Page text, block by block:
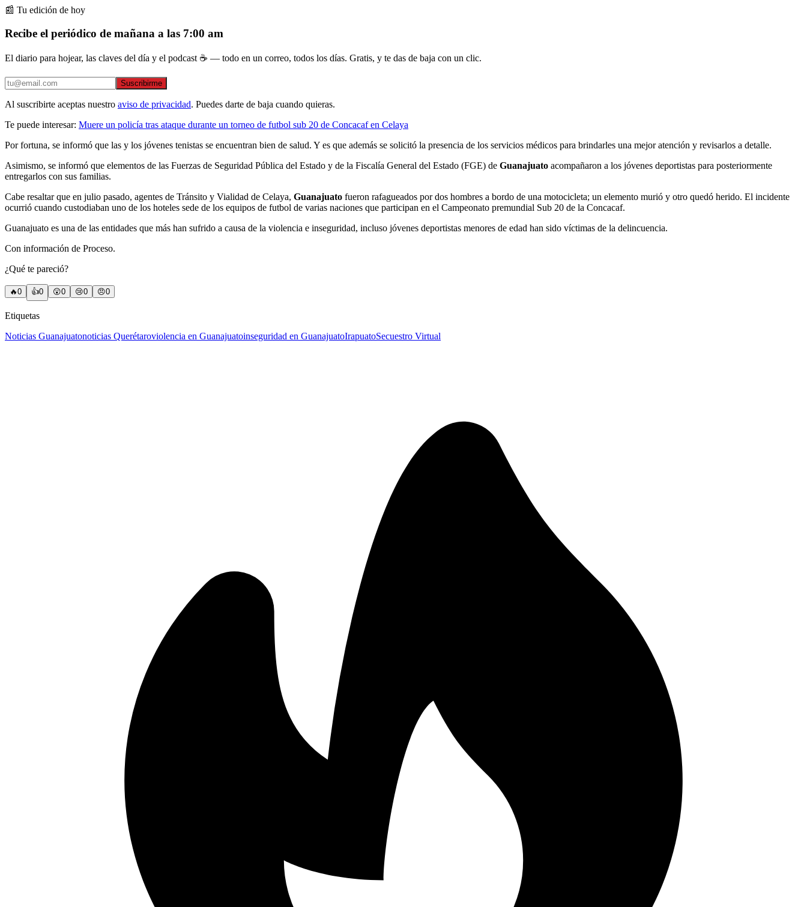
📰 Tu edición de hoy
Recibe el periódico de mañana a las 7:00 am
El diario para hojear, las claves del día y el podcast ☕ — todo en un correo, todos los días. Gratis, y te das de baja con un clic.
Suscribirme
Al suscribirte aceptas nuestro aviso de privacidad. Puedes darte de baja cuando quieras.
Te puede interesar: Muere un policía tras ataque durante un torneo de futbol sub 20 de Concacaf en Celaya
Por fortuna, se informó que las y los jóvenes tenistas se encuentran bien de salud. Y es que además se solicitó la presencia de los servicios médicos para brindarles una mejor atención y revisarlos a detalle.
Asimismo, se informó que elementos de las Fuerzas de Seguridad Pública del Estado y de la Fiscalía General del Estado (FGE) de Guanajuato acompañaron a los jóvenes deportistas para posteriormente
entregarlos con sus familias.
Cabe resaltar que en julio pasado, agentes de Tránsito y Vialidad de Celaya, Guanajuato fueron rafagueados por dos hombres a bordo de una motocicleta; un elemento murió y otro quedó herido. El incidente
ocurrió cuando custodiaban uno de los hoteles sede de los equipos de futbol de varias naciones que participan en el Campeonato premundial Sub 20 de la Concacaf.
Guanajuato es una de las entidades que más han sufrido a causa de la violencia e inseguridad, incluso jóvenes deportistas menores de edad han sido víctimas de la delincuencia.
Con información de Proceso.
¿Qué te pareció?
🔥0 👍0 😲0 😢0 😠0
Etiquetas
Noticias Guanajuatonoticias Querétaroviolencia en Guanajuatoinseguridad en GuanajuatoIrapuatoSecuestro Virtual